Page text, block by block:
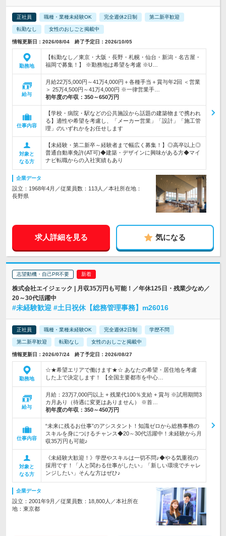
正社員 職種・業種未経験OK 完全週休2日制 第二新卒歓迎
転勤なし 女性のおしごと掲載中
情報更新日：2026/08/04 終了予定日：2026/10/05
勤務地
【転勤なし／東京・大阪・長野・札幌・仙台・新潟・名古屋・
福岡で募集！】 ※勤務地は希望を考慮 ※U…
給与
月給22万5,000円～41万4,000円＋各種手当＋賞与年2回 ＜営業
＞ 25万4,500円～41万4,000円 ※一律営業手…
初年度の年収： 350～650万円
仕事内容
【学校・病院・駅などの公共施設から話題の建築物まで携われ
る】適性や希望を考慮し、「メーカー営業」「設計」「施工管
理」のいずれかをお任せします
対象と
なる方
【未経験・第二新卒～経験者まで幅広く募集！】◎高卒以上◎
普通自動車免許(AT可)◆建築・デザインに興味がある方◆マイ
ナビ転職からの入社実績もあり
企業データ
設立：1968年4月／従業員数：113人／本社所在地：
長野県
求人詳細を見る 気になる
志望動機・自己PR不要
株式会社エイジェック | 月収35万円も可能！／年休125日・残業少なめ／
20～30代活躍中
#未経験歓迎 #土日祝休【総務管理事務】m26016
正社員 職種・業種未経験OK 完全週休2日制 学歴不問
第二新卒歓迎 転勤なし 女性のおしごと掲載中
情報更新日：2026/07/24 終了予定日：2026/08/27
勤務地
☆★希望エリアで働けます★☆ あなたの希望・居住地を考慮
した上で決定します！ 【全国主要都市を中心…
給与
月給：23万7,000円以上 + 残業代100％支給 + 賞与 ※試用期間3
カ月あり（待遇に変更はありません） ※首…
初年度の年収： 350～450万円
仕事内容
“未来に残るお仕事”のアシスタント！知識ゼロから総務事務の
スキルを身につけるチャンス◆20～30代活躍中！未経験から月
収35万円も可能♪
対象と
なる方
《未経験大歓迎！》学歴やスキルは一切不問♪◆やる気重視の
採用です！「人と関わる仕事がしたい」「新しい環境でチャレ
ンジしたい」そんな方はぜひ♪
企業データ
設立：2001年9月／従業員数：18,800人／本社所在
地：東京都